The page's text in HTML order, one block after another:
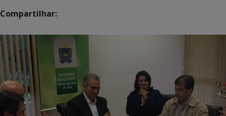
Compartilhar: